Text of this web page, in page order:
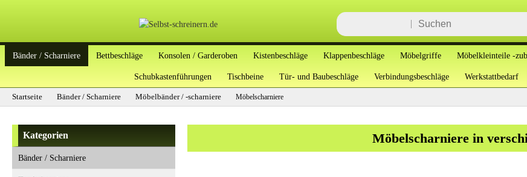
Bänder / Scharniere Bettbeschläge Konsolen / Garderoben Kistenbeschläge Klappenbeschläge Möbelgriffe Möbelkleinteile -
Schubkastenführungen Tischbeine Tür- und Baubeschläge Verbindungsbeschläge Werkstattbedarf
Startseite Bänder / Scharniere Möbelbänder / -scharniere Möbelscharniere
Kategorien
Bänder / Scharniere
Möbelscharniere in